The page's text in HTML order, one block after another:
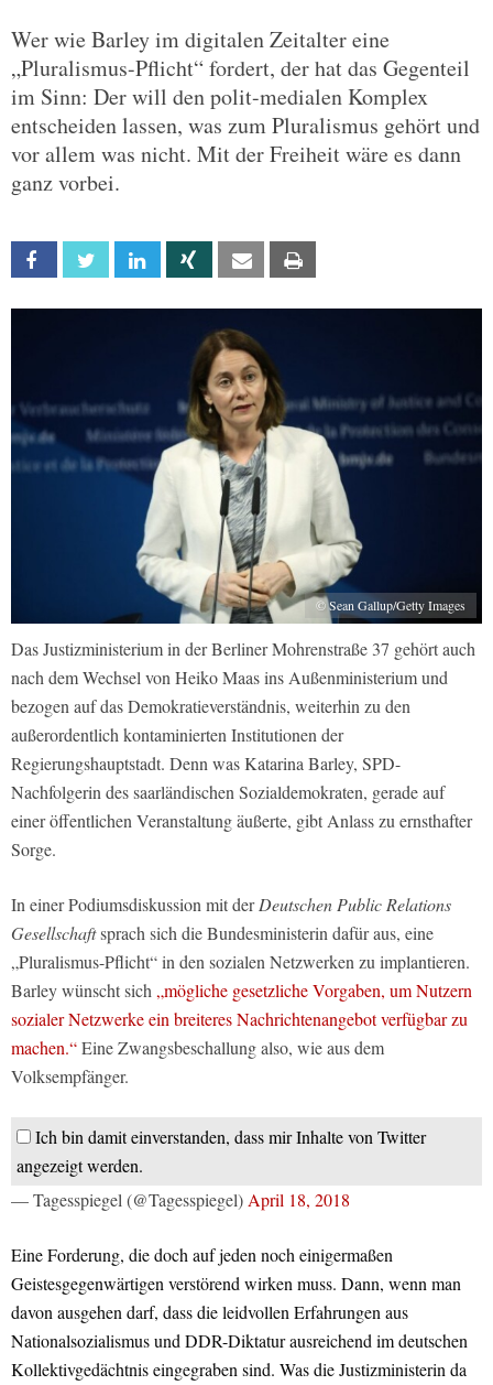
Wer wie Barley im digitalen Zeitalter eine
„Pluralismus-Pflicht“ fordert, der hat das Gegenteil
im Sinn: Der will den polit-medialen Komplex
entscheiden lassen, was zum Pluralismus gehört und
vor allem was nicht. Mit der Freiheit wäre es dann
ganz vorbei.
Facebook Twitter Linkedin Xing Email
© Sean Gallup/Getty Images
Das Justizministerium in der Berliner Mohrenstraße 37 gehört auch
nach dem Wechsel von Heiko Maas ins Außenministerium und
bezogen auf das Demokratieverständnis, weiterhin zu den
außerordentlich kontaminierten Institutionen der
Regierungshauptstadt. Denn was Katarina Barley, SPD-
Nachfolgerin des saarländischen Sozialdemokraten, gerade auf
einer öffentlichen Veranstaltung äußerte, gibt Anlass zu ernsthafter
Sorge.
In einer Podiumsdiskussion mit derDeutschen Public Relations
Gesellschaftsprach sich die Bundesministerin dafür aus, eine
„Pluralismus-Pflicht“ in den sozialen Netzwerken zu implantieren.
Barley wünscht sich „mögliche gesetzliche Vorgaben, um Nutzern
sozialer Netzwerke ein breiteres Nachrichtenangebot verfügbar zu
machen.“Eine Zwangsbeschallung also, wie aus dem
Volksempfänger.
Ich bin damit einverstanden, dass mir Inhalte von Twitter
angezeigt werden.
— Tagesspiegel (@Tagesspiegel) April 18, 2018
Eine Forderung, die doch auf jeden noch einigermaßen
Geistesgegenwärtigen verstörend wirken muss. Dann, wenn man
davon ausgehen darf, dass die leidvollen Erfahrungen aus
Nationalsozialismus und DDR-Diktatur ausreichend im deutschen
Kollektivgedächtnis eingegraben sind. Was die Justizministerin da